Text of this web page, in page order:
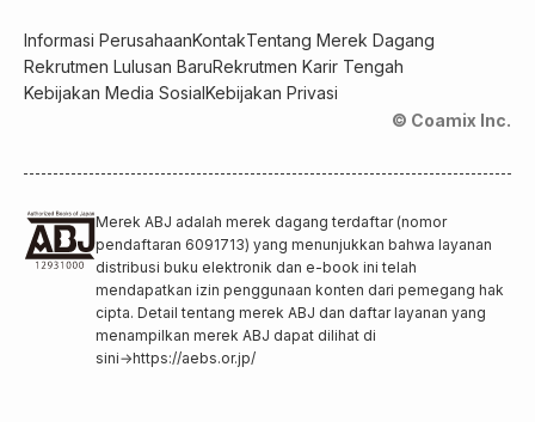
Informasi PerusahaanKontakTentang Merek Dagang
Rekrutmen Lulusan BaruRekrutmen Karir Tengah
Kebijakan Media SosialKebijakan Privasi
© Coamix Inc.
Merek ABJ adalah merek dagang terdaftar (nomor
pendaftaran 6091713) yang menunjukkan bahwa layanan
distribusi buku elektronik dan e-book ini telah
mendapatkan izin penggunaan konten dari pemegang hak
cipta. Detail tentang merek ABJ dan daftar layanan yang
menampilkan merek ABJ dapat dilihat di
sini→https://aebs.or.jp/